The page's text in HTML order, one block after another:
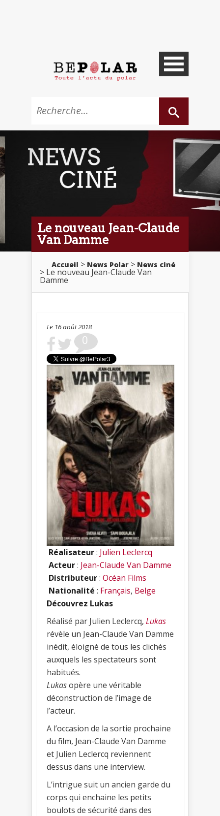
Le nouveau Jean-Claude
Van Damme
Accueil > News Polar > News ciné
> Le nouveau Jean-Claude Van
Damme
Le 16 août 2018
0
Réalisateur: Julien Leclercq
Acteur: Jean-Claude Van Damme
Distributeur: Océan Films
Nationalité : Français, Belge
Découvrez Lukas
Réalisé par Julien Leclercq, Lukas
révèle un Jean-Claude Van Damme
inédit, éloigné de tous les clichés
auxquels les spectateurs sont
habitués.
Lukasopère une véritable
déconstruction de l’image de
l’acteur.
A l’occasion de la sortie prochaine
du film, Jean-Claude Van Damme
et Julien Leclercq reviennent
dessus dans une interview.
L’intrigue suit un ancien garde du
corps qui enchaine les petits
boulots de sécurité dans des